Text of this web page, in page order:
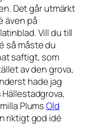
Det går utmärkt
även på
Vill du till
så måste du
saftigt, som
av den grova,
hade jag
PlumsOld
riktigt god idé